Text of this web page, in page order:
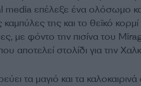
επέλεξε ένα ολόσωμο
καμπύλες της και το θεϊκό
με φόντο την πισίνα του
αποτελεί στολίδι για την
τα μαγιό και τα